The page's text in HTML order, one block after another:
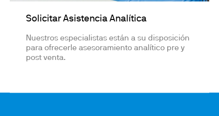
Solicitar Asistencia Analítica
Nuestros especialistas están a su disposición
para ofrecerle asesoramiento analítico pre y
post venta.